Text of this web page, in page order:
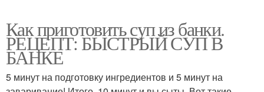
Как приготовить суп из банки.
РЕЦЕПТ: БЫСТРЫЙ СУП В
БАНКЕ
5 минут на подготовку ингредиентов и 5 минут на